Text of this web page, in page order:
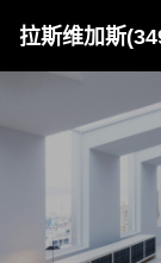
拉斯维加斯